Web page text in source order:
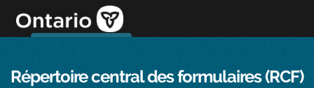
directement
au
Répertoire central des formulaires (RCF)